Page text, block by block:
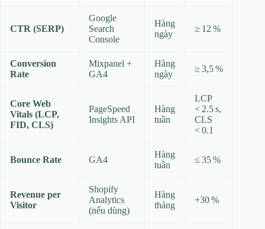
CTR (SERP)
Google
Search
Console
Hàng
ngày
≥ 12 %
Conversion
Rate
Mixpanel +
GA4
Hàng
ngày
≥ 3,5 %
Core Web
Vitals (LCP,
FID, CLS)
PageSpeed
Insights API
Hàng
tuần
LCP
< 2.5 s,
CLS
< 0.1
Bounce Rate GA4
Hàng
tuần
≤ 35 %
Revenue per
Visitor
Shopify
Analytics
(nếu dùng)
Hàng
tháng
+30 %